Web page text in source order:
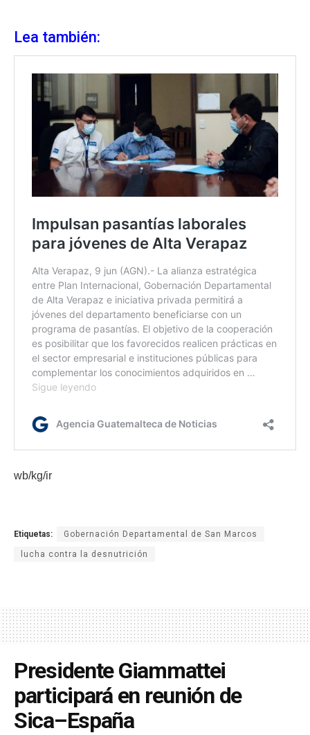
Lea también:
wb/kg/ir
Etiquetas: Gobernación Departamental de San Marcos
lucha contra la desnutrición
Presidente Giammattei
participará en reunión de
Sica–España